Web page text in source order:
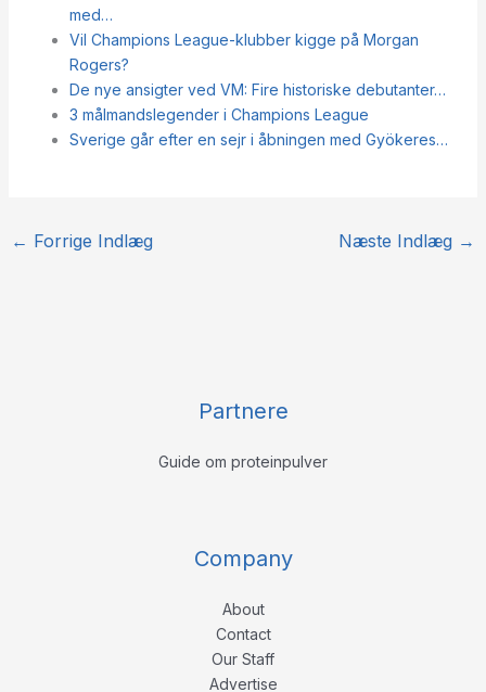
med…
Vil Champions League-klubber kigge på Morgan
Rogers?
De nye ansigter ved VM: Fire historiske debutanter…
3 målmandslegender i Champions League
Sverige går efter en sejr i åbningen med Gyökeres…
← Forrige Indlæg Næste Indlæg →
Partnere
Guide om proteinpulver
Company
About
Contact
Our Staff
Advertise